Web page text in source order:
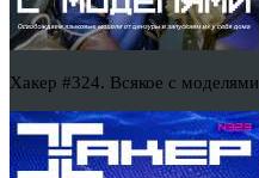
Хакер #324. Всякое с моделями